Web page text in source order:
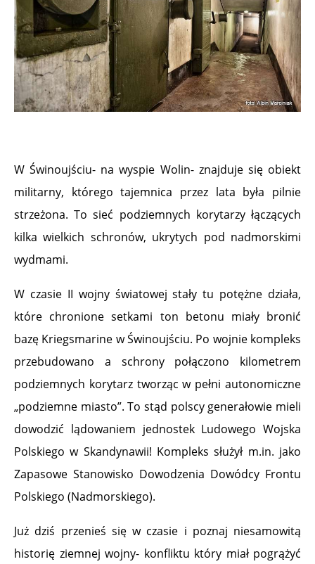
W Świnoujściu- na wyspie Wolin- znajduje się obiekt
militarny, którego tajemnica przez lata była pilnie
strzeżona. To sieć podziemnych korytarzy łączących
kilka wielkich schronów, ukrytych pod nadmorskimi
wydmami.
W czasie II wojny światowej stały tu potężne działa,
które chronione setkami ton betonu miały bronić
bazę Kriegsmarine w Świnoujściu. Po wojnie kompleks
przebudowano a schrony połączono kilometrem
podziemnych korytarz tworząc w pełni autonomiczne
„podziemne miasto”. To stąd polscy generałowie mieli
dowodzić lądowaniem jednostek Ludowego Wojska
Polskiego w Skandynawii! Kompleks służył m.in. jako
Zapasowe Stanowisko Dowodzenia Dowódcy Frontu
Polskiego (Nadmorskiego).
Już dziś przenieś się w czasie i poznaj niesamowitą
historię ziemnej wojny- konfliktu który miał pogrążyć